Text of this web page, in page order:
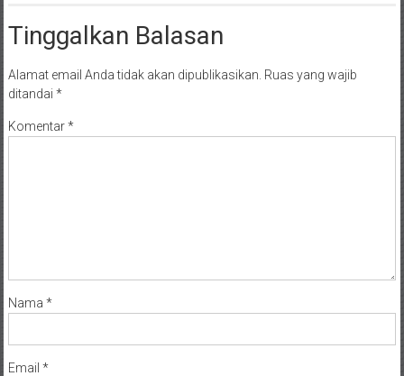
Tinggalkan Balasan
Alamat email Anda tidak akan dipublikasikan. Ruas yang wajib
ditandai *
Komentar*
Nama *
Email *